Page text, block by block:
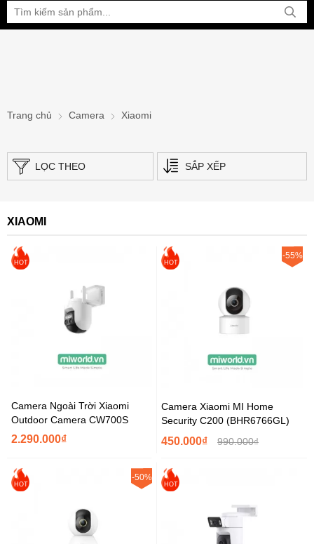
Bạn đang xem tại:
Trang chủ Camera Xiaomi
LỌC THEO SẮP XẾP
XIAOMI
HOT
Camera Ngoài Trời Xiaomi
Outdoor Camera CW700S
2.290.000₫
HOT
-55%
Camera Xiaomi MI Home
Security C200 (BHR6766GL)
450.000₫ 990.000₫
HOT
-50%
HOT